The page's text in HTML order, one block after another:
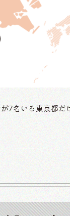
7名いる東京都だ